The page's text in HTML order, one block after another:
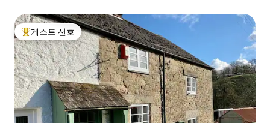
상위 게스트 선호
게스트 선호